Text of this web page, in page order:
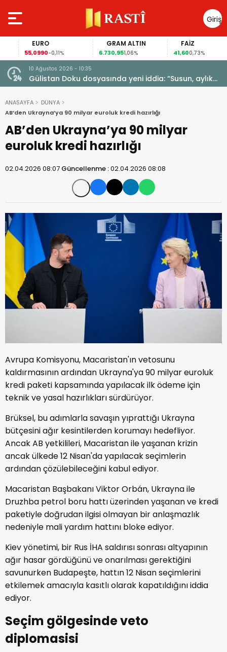
Giriş
Yap
EURO
55,0990-0,11%
GRAM ALTIN
6.730,951,06%
FAİZ
41,600,73%
10 Ağustos 2026 - 10:35
Gülistan Doku dosyasında yeni iddia: “Susun, aylık
para verelim”
ANASAYFA
DÜNYA
AB’den Ukrayna’ya 90 milyar euroluk kredi hazırlığı
AB’den Ukrayna’ya 90 milyar
euroluk kredi hazırlığı
02.04.2026 08:07 Güncellenme :02.04.2026 08:08
Avrupa Komisyonu, Macaristan'ın vetosunu
kaldırmasının ardından Ukrayna'ya 90 milyar euroluk
kredi paketi kapsamında yapılacak ilk ödeme için
teknik ve yasal hazırlıkları sürdürüyor.
Brüksel, bu adımlarla savaşın yıprattığı Ukrayna
bütçesini ağır kesintilerden korumayı hedefliyor.
Ancak AB yetkilileri, Macaristan ile yaşanan krizin
ancak ülkede 12 Nisan'da yapılacak seçimlerin
ardından çözülebileceğini kabul ediyor.
Macaristan Başbakanı Viktor Orbán, Ukrayna ile
Druzhba petrol boru hattı üzerinden yaşanan ve kredi
paketiyle doğrudan ilgisi olmayan bir anlaşmazlık
nedeniyle mali yardım hattını bloke ediyor.
Kiev yönetimi, bir Rus İHA saldırısı sonrası altyapının
ağır hasar gördüğünü ve onarılması gerektiğini
savunurken Budapeşte, hattın 12 Nisan seçimlerini
etkilemek amacıyla kasıtlı olarak kapatıldığını iddia
ediyor.
Seçim gölgesinde veto
diplomasisi